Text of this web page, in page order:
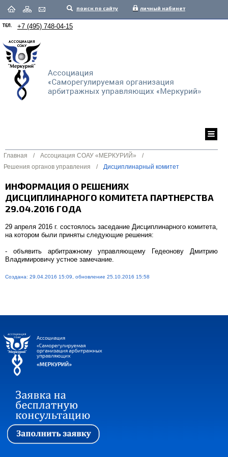
поиск по сайту личный кабинет
ТЕЛ. +7 (495) 748-04-15
Главная / Ассоциация СОАУ «МЕРКУРИЙ»
/
Решения органов управления
/ Дисциплинарный комитет
ИНФОРМАЦИЯ О РЕШЕНИЯХ
ДИСЦИПЛИНАРНОГО КОМИТЕТА ПАРТНЕРСТВА
29.04.2016 ГОДА
29 апреля 2016 г. состоялось заседание Дисциплинарного комитета,
на котором были приняты следующие решения:
- объявить арбитражному управляющему Гедеонову Дмитрию
Владимировичу устное замечание.
Создана: 29.04.2016 15:09, обновление 25.10.2016 15:58